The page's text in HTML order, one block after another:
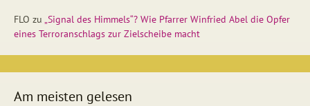
FLO zu „Signal des Himmels“? Wie Pfarrer Winfried Abel die Opfer
eines Terroranschlags zur Zielscheibe macht
Am meisten gelesen